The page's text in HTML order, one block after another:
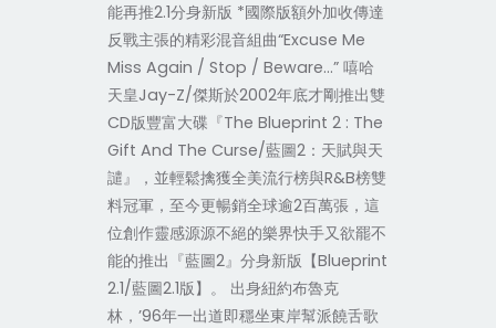
能再推2.1分身新版 *國際版額外加收傳達
反戰主張的精彩混音組曲“Excuse Me
Miss Again / Stop / Beware...” 嘻哈
天皇Jay-Z/傑斯於2002年底才剛推出雙
CD版豐富大碟『The Blueprint 2 : The
Gift And The Curse/藍圖2：天賦與天
譴』，並輕鬆擒獲全美流行榜與R&B榜雙
料冠軍，至今更暢銷全球逾2百萬張，這
位創作靈感源源不絕的樂界快手又欲罷不
能的推出『藍圖2』分身新版【Blueprint
2.1/藍圖2.1版】。 出身紐約布魯克
林，’96年一出道即穩坐東岸幫派饒舌歌